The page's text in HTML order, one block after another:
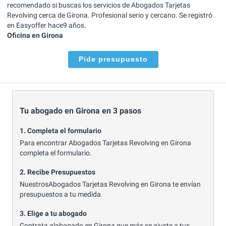
recomendado si buscas los servicios de Abogados Tarjetas
Revolving cerca de Girona. Profesional serio y cercano. Se registró
en Easyoffer hace9 años.
Oficina en Girona
Pide presupuesto
Tu abogado en Girona en 3 pasos
1. Completa el formulario
Para encontrar Abogados Tarjetas Revolving en Girona
completa el formulario.
2. Recibe Presupuestos
NuestrosAbogados Tarjetas Revolving en Girona te envían
presupuestos a tu medida.
3. Elige a tu abogado